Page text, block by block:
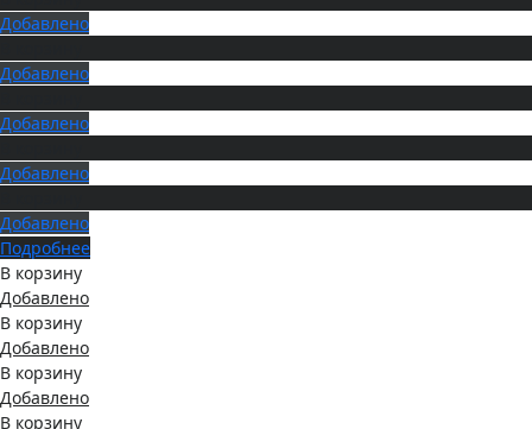
Добавлено
Добавлено
Добавлено
Добавлено
Добавлено
Подробнее
В корзину
Добавлено
В корзину
Добавлено
В корзину
Добавлено
В корзину